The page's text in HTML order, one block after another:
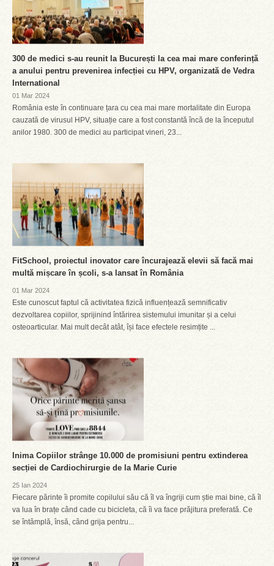
300 de medici s-au reunit la București la cea mai mare conferință
a anului pentru prevenirea infecției cu HPV, organizată de Vedra
International
01 Mar 2024
România este în continuare țara cu cea mai mare mortalitate din Europa
cauzată de virusul HPV, situație care a fost constantă încă de la începutul
anilor 1980. 300 de medici au participat vineri, 23...
FitSchool, proiectul inovator care încurajează elevii să facă mai
multă mișcare în școli, s-a lansat în România
01 Mar 2024
Este cunoscut faptul că activitatea fizică influențează semnificativ
dezvoltarea copiilor, sprijinind întărirea sistemului imunitar și a celui
osteoarticular. Mai mult decât atât, își face efectele resimțite ...
Inima Copiilor strânge 10.000 de promisiuni pentru extinderea
secției de Cardiochirurgie de la Marie Curie
25 Ian 2024
Fiecare părinte îi promite copilului său că îl va îngriji cum știe mai bine, că îl
va lua în brațe când cade cu bicicleta, că îi va face prăjitura preferată. Ce
se întâmplă, însă, când grija pentru...